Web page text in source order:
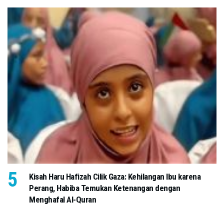
Kisah Haru Hafizah Cilik Gaza: Kehilangan Ibu karena
Perang, Habiba Temukan Ketenangan dengan
Menghafal Al-Quran